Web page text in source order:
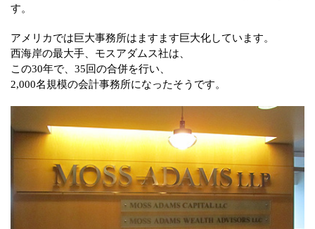
す。
アメリカでは巨大事務所はますます巨大化しています。
西海岸の最大手、モスアダムス社は、
この30年で、35回の合併を行い、
2,000名規模の会計事務所になったそうです。